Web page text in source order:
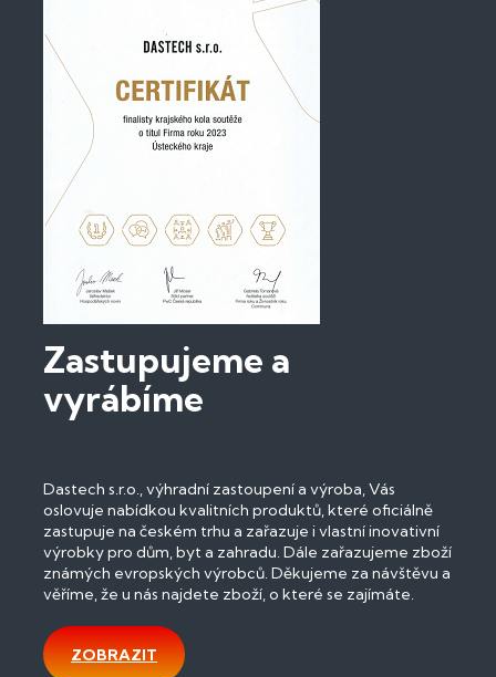
Zastupujeme a
vyrábíme
Dastech s.r.o., výhradní zastoupení a výroba, Vás
oslovuje nabídkou kvalitních produktů, které oficiálně
zastupuje na českém trhu a zařazuje i vlastní inovativní
výrobky pro dům, byt a zahradu. Dále zařazujeme zboží
známých evropských výrobců. Děkujeme za návštěvu a
věříme, že u nás najdete zboží, o které se zajímáte.
ZOBRAZIT